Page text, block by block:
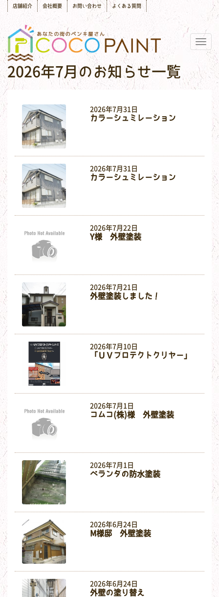
店舗紹介 会社概要 お問い合わせ よくある質問
2026年7月のお知らせ一覧
2026年7月31日
カラーシュミレーション
2026年7月31日
カラーシュミレーション
2026年7月22日
Y様 外壁塗装
2026年7月21日
外壁塗装しました！
2026年7月10日
「ＵＶプロテクトクリヤー」
2026年7月1日
コムコ(株)様 外壁塗装
2026年7月1日
ベランダの防水塗装
2026年6月24日
M様邸 外壁塗装
2026年6月24日
外壁の塗り替え